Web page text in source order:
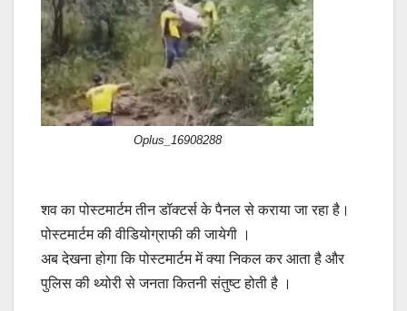
Oplus_16908288
शव का पोस्टमार्टम तीन डॉक्टर्स के पैनल से कराया जा रहा है।
पोस्टमार्टम की वीडियोग्राफी की जायेगी ।
अब देखना होगा कि पोस्टमार्टम में क्या निकल कर आता है और
पुलिस की थ्योरी से जनता कितनी संतुष्ट होती है ।